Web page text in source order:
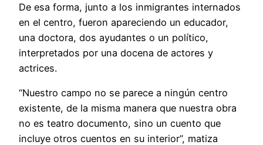
De esa forma, junto a los inmigrantes internados
en el centro, fueron apareciendo un educador,
una doctora, dos ayudantes o un político,
interpretados por una docena de actores y
actrices.
“Nuestro campo no se parece a ningún centro
existente, de la misma manera que nuestra obra
no es teatro documento, sino un cuento que
incluye otros cuentos en su interior”, matiza